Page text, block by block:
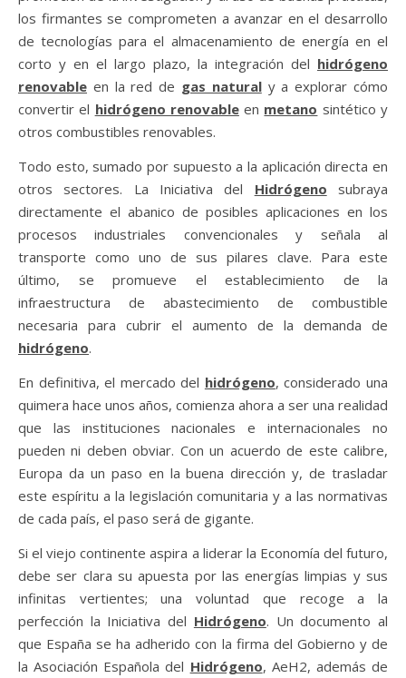
los firmantes se comprometen a avanzar en el desarrollo
de tecnologías para el almacenamiento de energía en el
corto y en el largo plazo, la integración del hidrógeno
renovable en la red de gas naturaly a explorar cómo
convertir el hidrógeno renovableen metano sintético y
otros combustibles renovables.
Todo esto, sumado por supuesto a la aplicación directa en
otros sectores. La Iniciativa del Hidrógeno subraya
directamente el abanico de posibles aplicaciones en los
procesos industriales convencionales y señala al
transporte como uno de sus pilares clave. Para este
último, se promueve el establecimiento de la
infraestructura de abastecimiento de combustible
necesaria para cubrir el aumento de la demanda de
hidrógeno.
En definitiva, el mercado del hidrógeno, considerado una
quimera hace unos años, comienza ahora a ser una realidad
que las instituciones nacionales e internacionales no
pueden ni deben obviar. Con un acuerdo de este calibre,
Europa da un paso en la buena dirección y, de trasladar
este espíritu a la legislación comunitaria y a las normativas
de cada país, el paso será de gigante.
Si el viejo continente aspira a liderar la Economía del futuro,
debe ser clara su apuesta por las energías limpias y sus
infinitas vertientes; una voluntad que recoge a la
perfección la Iniciativa del Hidrógeno. Un documento al
que España se ha adherido con la firma del Gobierno y de
la Asociación Española del Hidrógeno, AeH2, además de